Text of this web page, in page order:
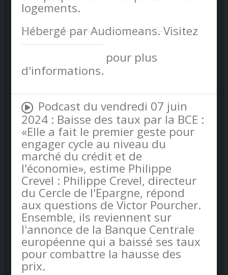
logements.
Hébergé par Audiomeans. Visitez
audiomeans.fr/politique-de-
pour plus
d'informations.
Podcast du vendredi 07 juin
2024 : Baisse des taux par la BCE :
«Elle a fait le premier geste pour
engager cycle au niveau du
marché du crédit et de
l'économie», estime Philippe
Crevel : Philippe Crevel, directeur
du Cercle de l'Epargne, répond
aux questions de Victor Pourcher.
Ensemble, ils reviennent sur
l'annonce de la Banque Centrale
européenne qui a baissé ses taux
pour combattre la hausse des
prix.